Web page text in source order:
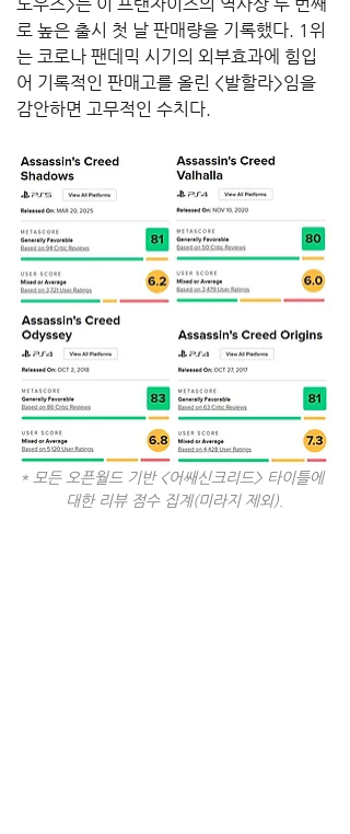
로 높은 출시 첫 날 판매량을 기록했다. 1위
는 코로나 팬데믹 시기의 외부효과에 힘입
어 기록적인 판매고를 올린 <발할라>임을
감안하면 고무적인 수치다.
* 모든 오픈월드 기반 <어쌔신크리드> 타이틀에
대한 리뷰 점수 집계(미라지 제외).